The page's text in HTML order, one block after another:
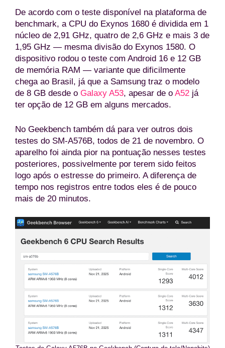
De acordo com o teste disponível na plataforma de
benchmark, a CPU do Exynos 1680 é dividida em 1
núcleo de 2,91 GHz, quatro de 2,6 GHz e mais 3 de
1,95 GHz — mesma divisão do Exynos 1580. O
dispositivo rodou o teste com Android 16 e 12 GB
de memória RAM — variante que dificilmente
chega ao Brasil, já que a Samsung traz o modelo
de 8 GB desde o Galaxy A53, apesar de o A52 já
ter opção de 12 GB em alguns mercados.
No Geekbench também dá para ver outros dois
testes do SM-A576B, todos de 21 de novembro. O
aparelho foi ainda pior na pontuação nesses testes
posteriores, possivelmente por terem sido feitos
logo após o estresse do primeiro. A diferença de
tempo nos registros entre todos eles é de pouco
mais de 20 minutos.